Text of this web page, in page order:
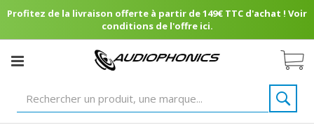
Profitez de la livraison offerte à partir de 149€ TTC d'achat ! Voir
conditions de l'offre ici.